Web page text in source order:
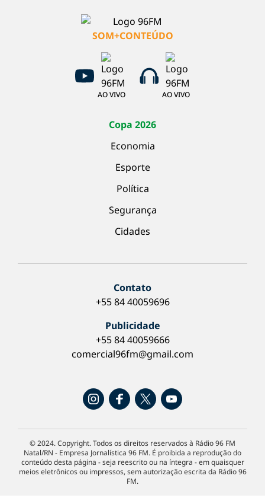
SOM+CONTEÚDO
AO VIVO AO VIVO
Copa 2026
Economia
Esporte
Política
Segurança
Cidades
Contato
+55 84 40059696
Publicidade
+55 84 40059666
comercial96fm@gmail.com
© 2024. Copyright. Todos os direitos reservados à Rádio 96 FM
Natal/RN - Empresa Jornalística 96 FM. É proibida a reprodução do
conteúdo desta página - seja reescrito ou na íntegra - em quaisquer
meios eletrônicos ou impressos, sem autorização escrita da Rádio 96
FM.